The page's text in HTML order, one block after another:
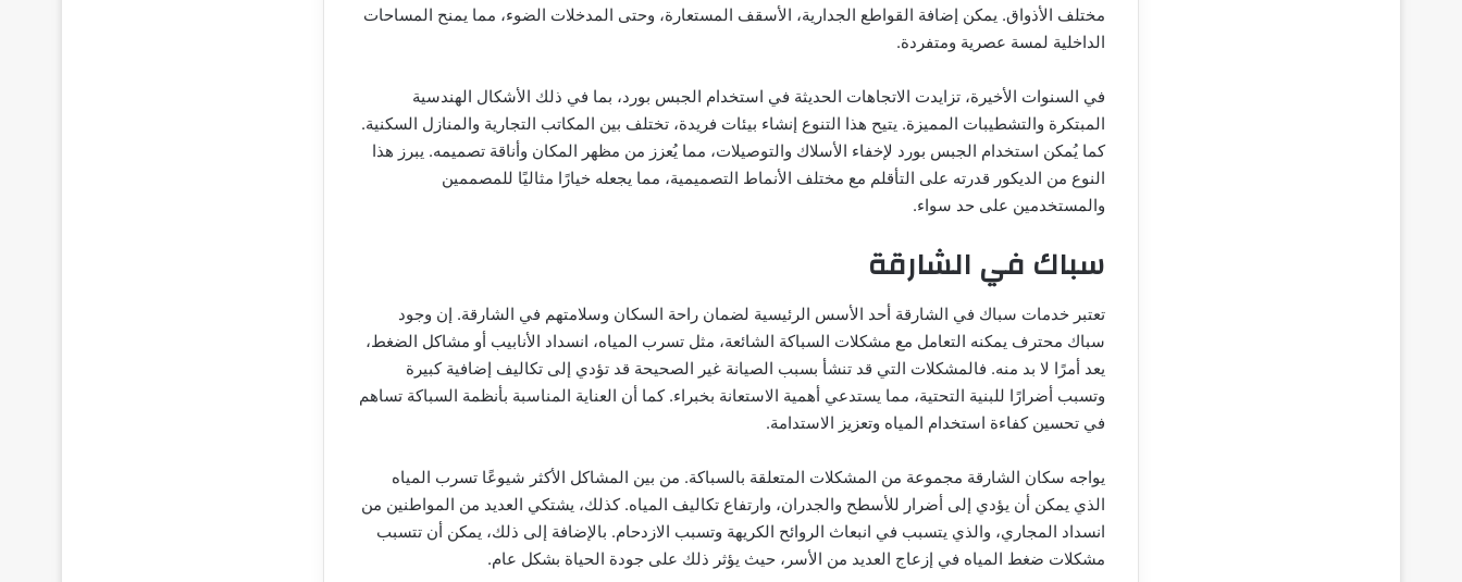
مختلف الأذواق. يمكن إضافة القواطع الجدارية، الأسقف المستعارة، وحتى المدخلات الضوء، مما يمنح المساحات
الداخلية لمسة عصرية ومتفردة.
في السنوات الأخيرة، تزايدت الاتجاهات الحديثة في استخدام الجبس بورد، بما في ذلك الأشكال الهندسية
المبتكرة والتشطيبات المميزة. يتيح هذا التنوع إنشاء بيئات فريدة، تختلف بين المكاتب التجارية والمنازل السكنية.
كما يُمكن استخدام الجبس بورد لإخفاء الأسلاك والتوصيلات، مما يُعزز من مظهر المكان وأناقة تصميمه. يبرز هذا
النوع من الديكور قدرته على التأقلم مع مختلف الأنماط التصميمية، مما يجعله خيارًا مثاليًا للمصممين
والمستخدمين على حد سواء.
سباك في الشارقة
تعتبر خدمات سباك في الشارقة أحد الأسس الرئيسية لضمان راحة السكان وسلامتهم في الشارقة. إن وجود
سباك محترف يمكنه التعامل مع مشكلات السباكة الشائعة، مثل تسرب المياه، انسداد الأنابيب أو مشاكل الضغط،
يعد أمرًا لا بد منه. فالمشكلات التي قد تنشأ بسبب الصيانة غير الصحيحة قد تؤدي إلى تكاليف إضافية كبيرة
وتسبب أضرارًا للبنية التحتية، مما يستدعي أهمية الاستعانة بخبراء. كما أن العناية المناسبة بأنظمة السباكة تساهم
في تحسين كفاءة استخدام المياه وتعزيز الاستدامة.
يواجه سكان الشارقة مجموعة من المشكلات المتعلقة بالسباكة. من بين المشاكل الأكثر شيوعًا تسرب المياه
الذي يمكن أن يؤدي إلى أضرار للأسطح والجدران، وارتفاع تكاليف المياه. كذلك، يشتكي العديد من المواطنين من
انسداد المجاري، والذي يتسبب في انبعاث الروائح الكريهة وتسبب الازدحام. بالإضافة إلى ذلك، يمكن أن تتسبب
مشكلات ضغط المياه في إزعاج العديد من الأسر، حيث يؤثر ذلك على جودة الحياة بشكل عام.